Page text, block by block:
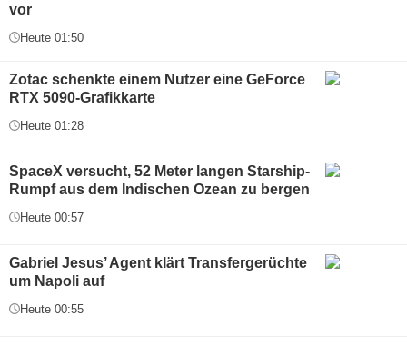
vor
Heute 01:50
Zotac schenkte einem Nutzer eine GeForce
RTX 5090-Grafikkarte
Heute 01:28
SpaceX versucht, 52 Meter langen Starship-
Rumpf aus dem Indischen Ozean zu bergen
Heute 00:57
Gabriel Jesus’ Agent klärt Transfergerüchte
um Napoli auf
Heute 00:55